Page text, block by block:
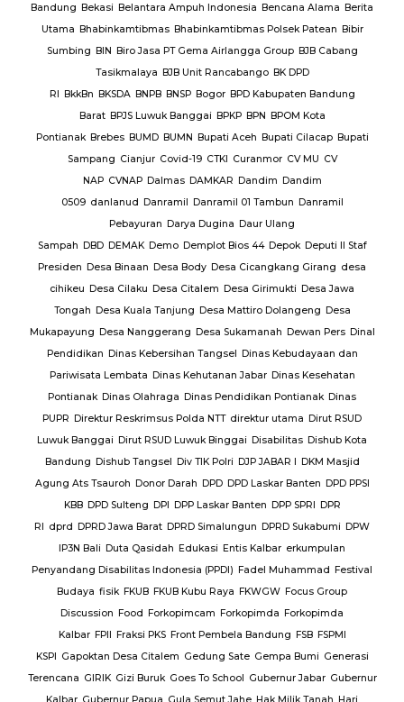
Bandung Bekasi Belantara Ampuh Indonesia Bencana Alama Berita
Utama Bhabinkamtibmas Bhabinkamtibmas Polsek Patean Bibir
Sumbing BIN Biro Jasa PT Gema Airlangga Group BJB Cabang
Tasikmalaya BJB Unit Rancabango BK DPD
RI BkkBn BKSDA BNPB BNSP Bogor BPD Kabupaten Bandung
Barat BPJS Luwuk Banggai BPKP BPN BPOM Kota
Pontianak Brebes BUMD BUMN Bupati Aceh Bupati Cilacap Bupati
Sampang Cianjur Covid-19 CTKI Curanmor CV MU CV
NAP CVNAP Dalmas DAMKAR Dandim Dandim
0509 danlanud Danramil Danramil 01 Tambun Danramil
Pebayuran Darya Dugina Daur Ulang
Sampah DBD DEMAK Demo Demplot Bios 44 Depok Deputi II Staf
Presiden Desa Binaan Desa Body Desa Cicangkang Girang desa
cihikeu Desa Cilaku Desa Citalem Desa Girimukti Desa Jawa
Tongah Desa Kuala Tanjung Desa Mattiro Dolangeng Desa
Mukapayung Desa Nanggerang Desa Sukamanah Dewan Pers Dinal
Pendidikan Dinas Kebersihan Tangsel Dinas Kebudayaan dan
Pariwisata Lembata Dinas Kehutanan Jabar Dinas Kesehatan
Pontianak Dinas Olahraga Dinas Pendidikan Pontianak Dinas
PUPR Direktur Reskrimsus Polda NTT direktur utama Dirut RSUD
Luwuk Banggai Dirut RSUD Luwuk Binggai Disabilitas Dishub Kota
Bandung Dishub Tangsel Div TIK Polri DJP JABAR I DKM Masjid
Agung Ats Tsauroh Donor Darah DPD DPD Laskar Banten DPD PPSI
KBB DPD Sulteng DPI DPP Laskar Banten DPP SPRI DPR
RI dprd DPRD Jawa Barat DPRD Simalungun DPRD Sukabumi DPW
IP3N Bali Duta Qasidah Edukasi Entis Kalbar erkumpulan
Penyandang Disabilitas Indonesia (PPDI) Fadel Muhammad Festival
Budaya fisik FKUB FKUB Kubu Raya FKWGW Focus Group
Discussion Food Forkopimcam Forkopimda Forkopimda
Kalbar FPII Fraksi PKS Front Pembela Bandung FSB FSPMI
KSPI Gapoktan Desa Citalem Gedung Sate Gempa Bumi Generasi
Terencana GIRIK Gizi Buruk Goes To School Gubernur Jabar Gubernur
Kalbar Gubernur Papua Gula Semut Jahe Hak Milik Tanah Hari